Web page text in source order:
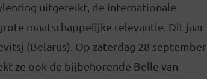
uitgereikt, de internationale
maatschappelijke relevantie. Dit jaar
(Belarus). Op zaterdag 28 september
ze ook de bijbehorende Belle van